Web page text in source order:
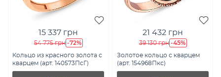
15 337 грн
54 775 грн -72%
Кольцо из красного золота с
кварцем (арт. 140573ПсГ)
21 432 грн
39 130 грн -45%
Золотое кольцо с кварцем
(арт. 154968Пкс)